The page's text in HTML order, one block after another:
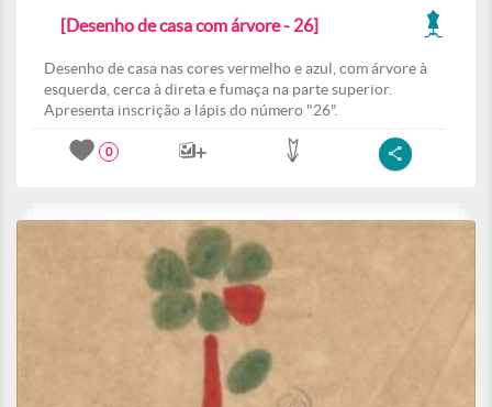
[Desenho de casa com árvore - 26]
Desenho de casa nas cores vermelho e azul, com árvore à
esquerda, cerca à direta e fumaça na parte superior.
Apresenta inscrição a lápis do número "26".
0